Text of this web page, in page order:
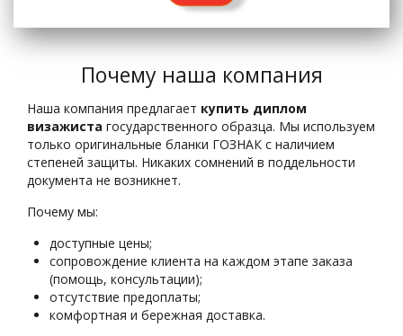
Почему наша компания
Наша компания предлагает купить диплом
визажиста государственного образца. Мы используем
только оригинальные бланки ГОЗНАК с наличием
степеней защиты. Никаких сомнений в поддельности
документа не возникнет.
Почему мы:
доступные цены;
сопровождение клиента на каждом этапе заказа
(помощь, консультации);
отсутствие предоплаты;
комфортная и бережная доставка.